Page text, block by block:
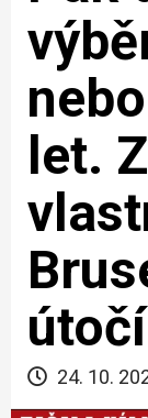
let.
útočí
24. 10.